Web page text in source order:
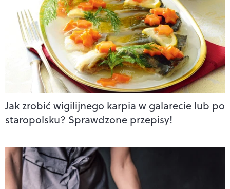
Jak zrobić wigilijnego karpia w galarecie lub po
staropolsku? Sprawdzone przepisy!